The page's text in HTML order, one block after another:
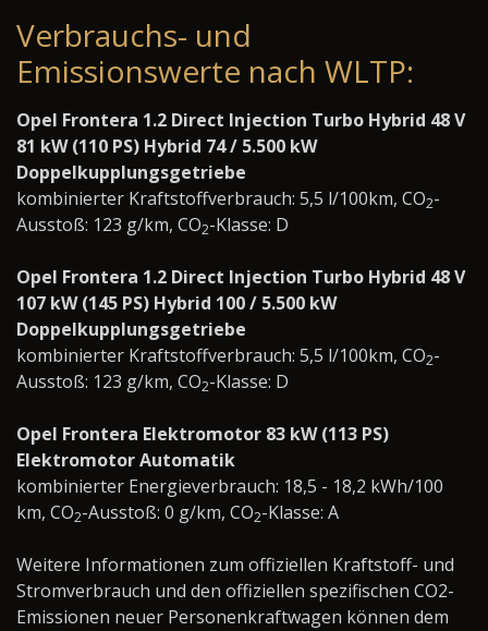
Verbrauchs- und
Emissionswerte nach WLTP:
Opel Frontera 1.2 Direct Injection Turbo Hybrid 48 V
81 kW (110 PS) Hybrid 74 / 5.500 kW
Doppelkupplungsgetriebe
kombinierter Kraftstoffverbrauch: 5,5 l/100km, CO2-
Ausstoß: 123 g/km, CO2-Klasse: D
Opel Frontera 1.2 Direct Injection Turbo Hybrid 48 V
107 kW (145 PS) Hybrid 100 / 5.500 kW
Doppelkupplungsgetriebe
kombinierter Kraftstoffverbrauch: 5,5 l/100km, CO2-
Ausstoß: 123 g/km, CO2-Klasse: D
Opel Frontera Elektromotor 83 kW (113 PS)
Elektromotor Automatik
kombinierter Energieverbrauch: 18,5 - 18,2 kWh/100
km, CO2-Ausstoß: 0 g/km, CO2-Klasse: A
Weitere Informationen zum offiziellen Kraftstoff- und
Stromverbrauch und den offiziellen spezifischen CO2-
Emissionen neuer Personenkraftwagen können dem